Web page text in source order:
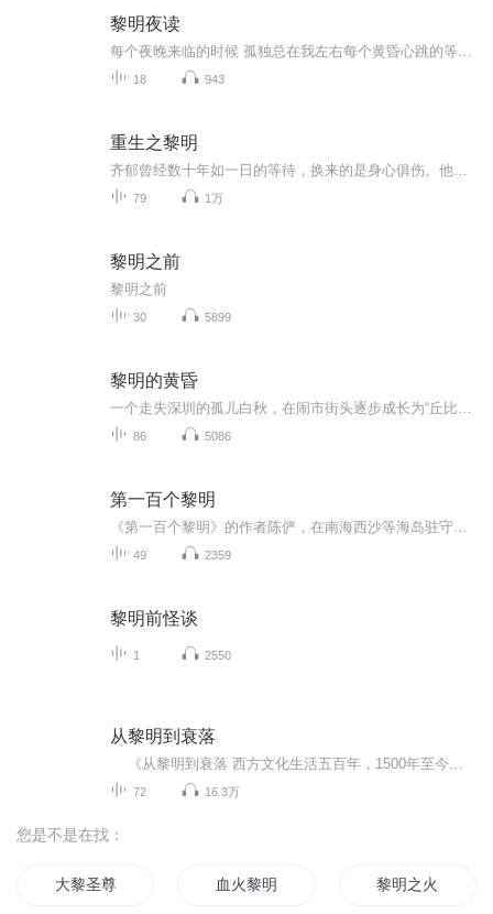
黎明夜读
18 943
重生之黎明
79 1万
黎明之前
黎明之前
30 5899
黎明的黄昏
86 5086
第一百个黎明
49 2359
黎明前怪谈
1 2550
从黎明到衰落
72 16.3万
您是不是在找：
大黎圣尊 血火黎明 黎明之火